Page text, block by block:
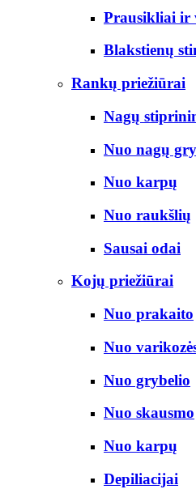
Prausikliai ir
Blakstienų
Rankų priežiūrai
Nagų
Nuo nagų
Nuo karpų
Nuo raukšlių
Sausai odai
Kojų priežiūrai
Nuo prakaito
Nuo
Nuo grybelio
Nuo skausmo
Nuo karpų
Depiliacijai